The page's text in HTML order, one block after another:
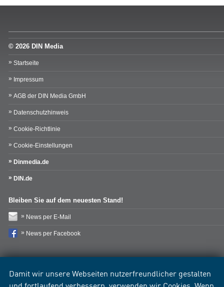
Damit wir unsere Webseiten nutzerfreundlicher gestalten
© 2026 DIN Media
Startseite
Impressum
AGB der DIN Media GmbH
Datenschutzhinweis
Cookie-Richtlinie
Cookie-Einstellungen
Dinmedia.de
DIN.de
Bleiben Sie auf dem neuesten Stand!
News per E-Mail
News per Facebook